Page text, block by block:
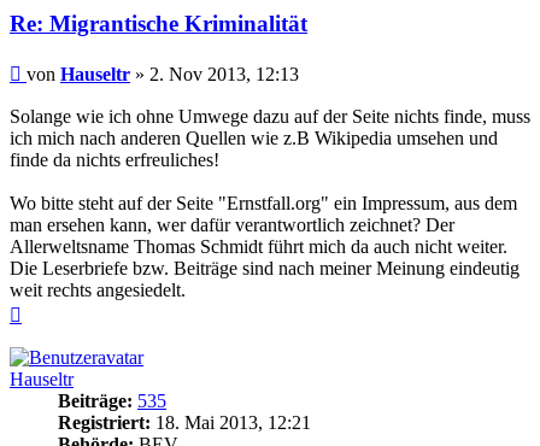
Re: Migrantische Kriminalität
Beitrag
von Hauseltr » 2. Nov 2013, 12:13
Solange wie ich ohne Umwege dazu auf der Seite nichts finde, muss
ich mich nach anderen Quellen wie z.B Wikipedia umsehen und
finde da nichts erfreuliches!
Wo bitte steht auf der Seite "Ernstfall.org" ein Impressum, aus dem
man ersehen kann, wer dafür verantwortlich zeichnet? Der
Allerweltsname Thomas Schmidt führt mich da auch nicht weiter.
Die Leserbriefe bzw. Beiträge sind nach meiner Meinung eindeutig
weit rechts angesiedelt.
Hauseltr
Beiträge: 535
Registriert: 18. Mai 2013, 12:21